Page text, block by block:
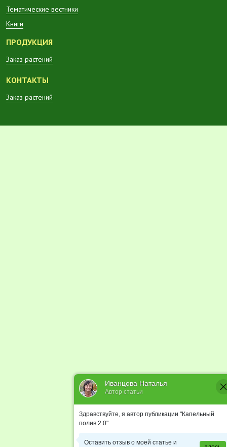
Иванцова Наталья
Автор статьи
Здравствуйте, я автор публикации "Капельный
полив 2.0"
Оставить отзыв о моей статье и
Тематические вестники
Книги
ПРОДУКЦИЯ
Заказ растений
КОНТАКТЫ
Заказ растений